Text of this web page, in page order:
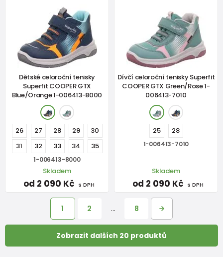
Dětské celoroční tenisky
Superfit COOPER GTX
Blue/Orange 1-006413-8000
26 27 28 29
30
31
32 33 34 35
1-006413-8000
Skladem
od 2 090 Kč s DPH
Dívčí celoroční tenisky Superfit
COOPER GTX Green/Rose 1-
006413-7010
25 28
1-006413-7010
Skladem
od 2 090 Kč s DPH
1 2 … 8
Zobrazit dalších 20 produktů